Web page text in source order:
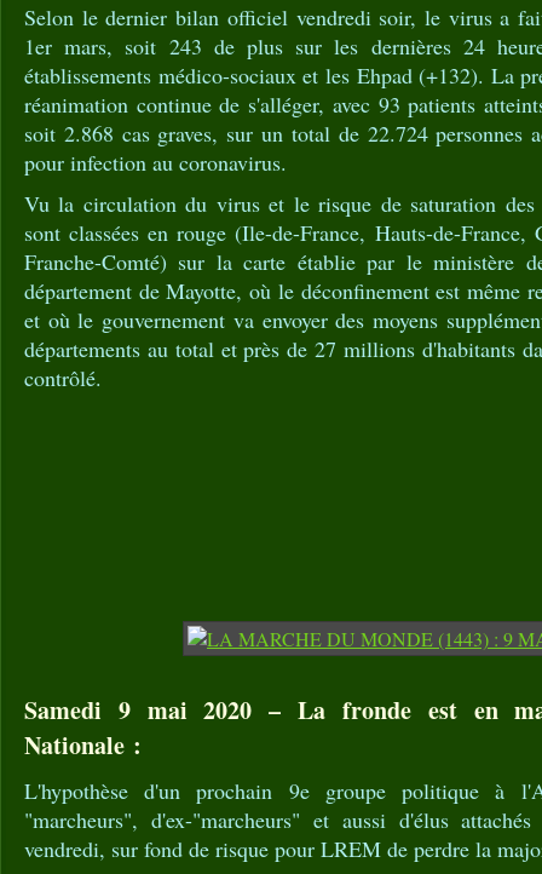
Selon le dernier bilan officiel vendredi soir, le virus a
1er mars, soit 243 de plus sur les dernières 24
établissements médico-sociaux et les Ehpad (+132). La
réanimation continue de s'alléger, avec 93 patients
soit 2.868 cas graves, sur un total de 22.724 personnes
pour infection au coronavirus.
Vu la circulation du virus et le risque de saturation des
sont classées en rouge (Ile-de-France, Hauts-de-
Franche-Comté) sur la carte établie par le ministère
département de Mayotte, où le déconfinement est même
et où le gouvernement va envoyer des moyens
départements au total et près de 27 millions d'habitants
contrôlé.
Samedi 9 mai 2020 – La fronde est en
Nationale :
L'hypothèse d'un prochain 9e groupe politique à
"marcheurs", d'ex-"marcheurs" et aussi d'élus
vendredi, sur fond de risque pour LREM de perdre la